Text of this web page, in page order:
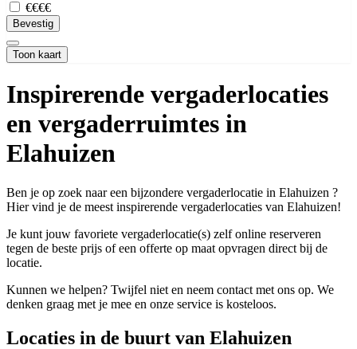
€€€€
Bevestig
Toon kaart
Inspirerende vergaderlocaties
en vergaderruimtes in
Elahuizen
Ben je op zoek naar een bijzondere vergaderlocatie in Elahuizen ?
Hier vind je de meest inspirerende vergaderlocaties van Elahuizen!
Je kunt jouw favoriete vergaderlocatie(s) zelf online reserveren
tegen de beste prijs of een offerte op maat opvragen direct bij de
locatie.
Kunnen we helpen? Twijfel niet en neem contact met ons op. We
denken graag met je mee en onze service is kosteloos.
Locaties in de buurt van Elahuizen